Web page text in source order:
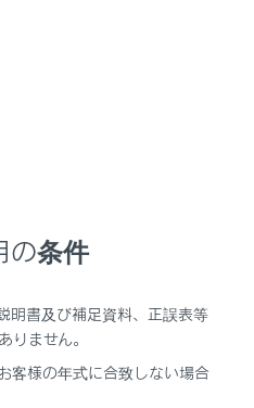
の条件
明書及び補足資料、正誤表等
りません。
客様の年式に合致しない場合